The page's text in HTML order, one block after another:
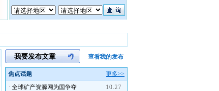
我要发布文章 查看我的发布
焦点话题
更多>>
· 全球矿产资源网为国争夺
10.27